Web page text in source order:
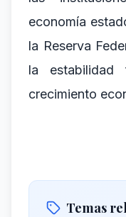
economía
la Reserva
la estabilidad
crecimiento
Temas